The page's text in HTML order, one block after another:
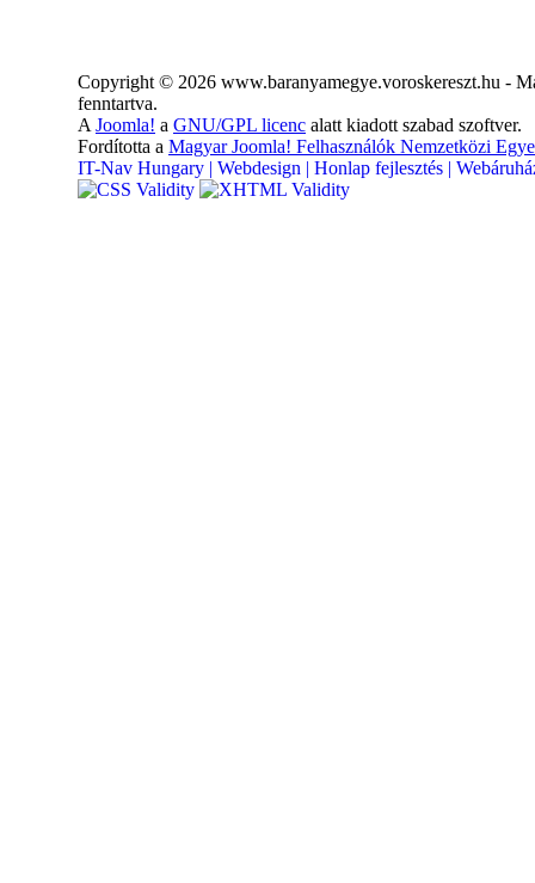
Copyright © 2026 www.baranyamegye.voroskereszt.hu -
fenntartva.
A Joomla! a GNU/GPL licenc alatt kiadott szabad szoftver.
Fordította a Magyar Joomla! Felhasználók Nemzetközi
IT-Nav Hungary | Webdesign | Honlap fejlesztés |